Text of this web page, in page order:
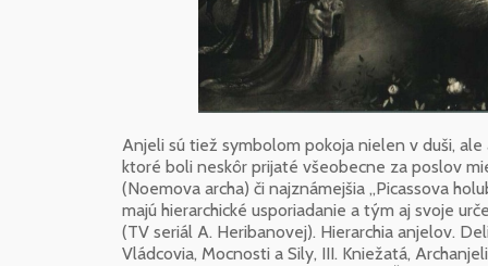
Anjeli sú tiež symbolom pokoja nielen v duši,
ktoré boli neskôr prijaté všeobecne za poslov
(Noemova archa) či najznámejšia „Picassova
majú hierarchické usporiadanie a tým aj svoje
(TV seriál A. Heribanovej). Hierarchia anjelov.
Vládcovia, Mocnosti a Sily, III. Kniežatá,